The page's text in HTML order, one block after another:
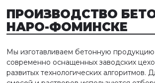
ПРОИЗВОДСТВО
НАРО-ФОМИНСКЕ
Мы изготавливаем бетонную продукцию
современно оснащенных заводских
развитых технологических алгоритмов.